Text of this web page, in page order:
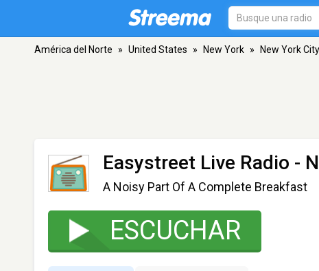
América del Norte » United States » New York » New York City
Easystreet Live Radio -
A Noisy Part Of A Complete Breakfast
ESCUCHAR